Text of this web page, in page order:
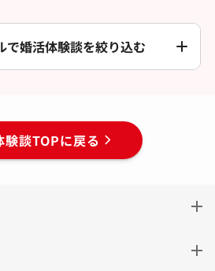
で婚活体験談を絞り込む
験談TOPに戻る